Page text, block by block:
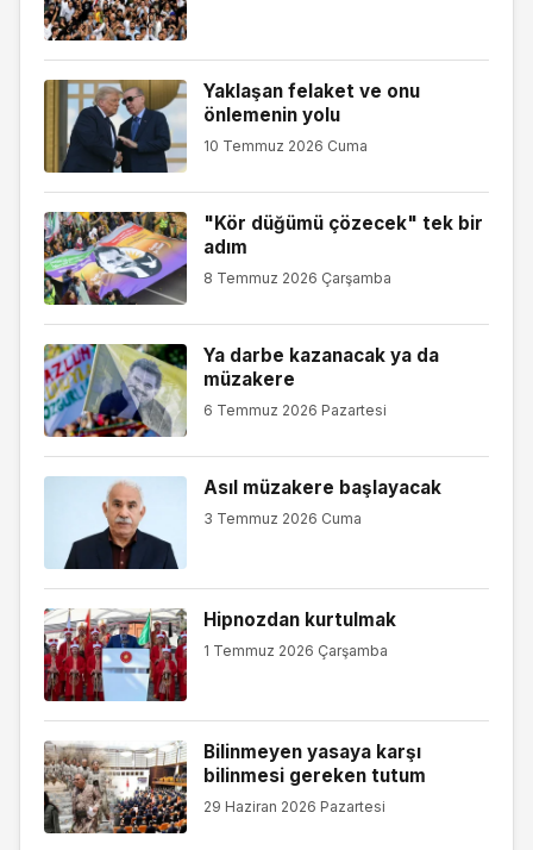
Yaklaşan felaket ve onu
önlemenin yolu
10 Temmuz 2026 Cuma
"Kör düğümü çözecek" tek bir
adım
8 Temmuz 2026 Çarşamba
Ya darbe kazanacak ya da
müzakere
6 Temmuz 2026 Pazartesi
Asıl müzakere başlayacak
3 Temmuz 2026 Cuma
Hipnozdan kurtulmak
1 Temmuz 2026 Çarşamba
Bilinmeyen yasaya karşı
bilinmesi gereken tutum
29 Haziran 2026 Pazartesi